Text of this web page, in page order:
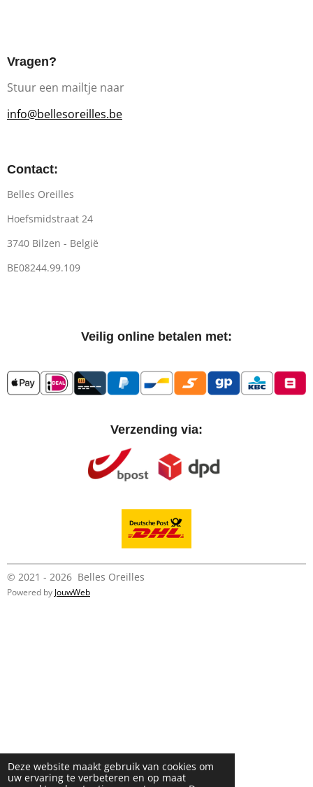
Deze website maakt gebruik van cookies om
uw ervaring te verbeteren en op maat
Vragen?
Stuur een mailtje naar
info@bellesoreilles.be
Contact:
Belles Oreilles
Hoefsmidstraat 24
3740 Bilzen - België
BE08244.99.109
Veilig online betalen met:
Verzending via:
© 2021 - 2026 Belles Oreilles
Powered by JouwWeb